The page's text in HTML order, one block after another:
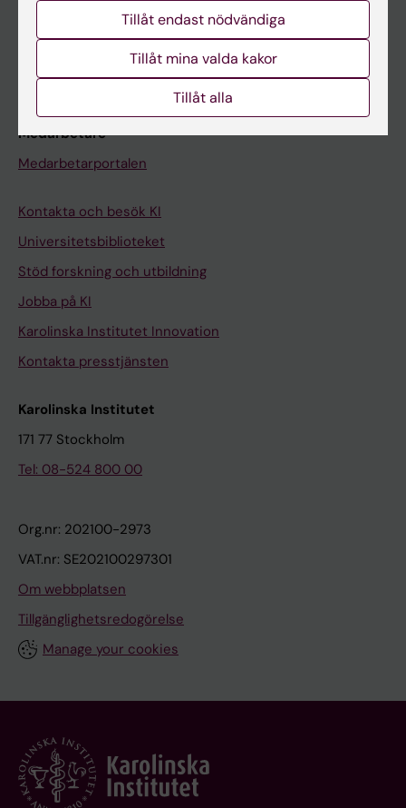
Kurs- och programwebbar
Student på KI
Medarbetare
Medarbetarportalen
Kontakta och besök KI
Universitetsbiblioteket
Stöd forskning och utbildning
Jobba på KI
Karolinska Institutet Innovation
Kontakta presstjänsten
Karolinska Institutet
171 77 Stockholm
Tel: 08-524 800 00
Org.nr: 202100-2973
VAT.nr: SE202100297301
Om webbplatsen
Tillgänglighetsredogörelse
Manage your cookies
Tillåt endast nödvändiga
Tillåt mina valda kakor
Tillåt alla